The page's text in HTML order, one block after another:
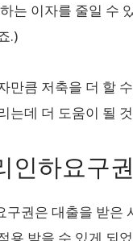
는 이자를 줄일 수
.)
만큼 저축을 더 할
는데 더 도움이 될
인하요구권
구권은 대출을 받은